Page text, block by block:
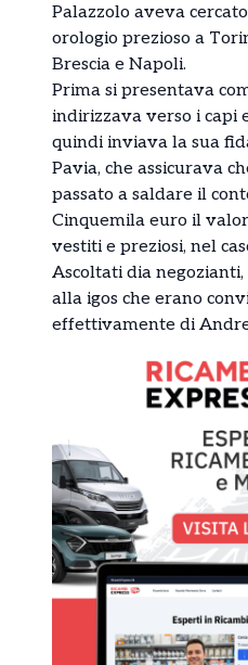
Palazzolo aveva
orologio prezioso a
Brescia e Napoli.
Prima si presentava
indirizzava verso i capi
quindi inviava la sua
Pavia, che assicurava
passato a saldare il
Cinquemila euro il
vestiti e preziosi, nel
Ascoltati dia
alla igos che erano
effettivamente di